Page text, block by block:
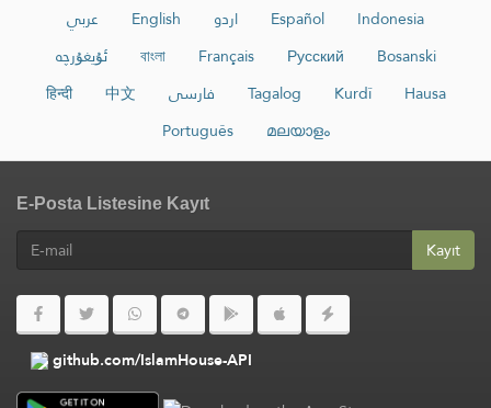
عربي English اردو Español
Indonesia
ئۇيغۇرچە
বাংলা Français Русский
Bosanski
हिन्दी
中文 فارسی Tagalog Kurdî
Hausa
Português
മലയാളം
E-Posta Listesine Kayıt
Kayıt
github.com/IslamHouse-API